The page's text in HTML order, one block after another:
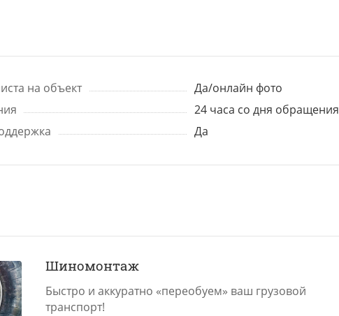
на объект
Да/онлайн фото
24 часа со дня обращения
Да
Шиномонтаж
Быстро и аккуратно «переобуем» ваш грузовой
транспорт!